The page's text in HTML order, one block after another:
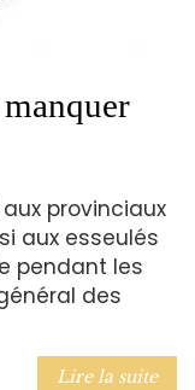
manquer
provinciaux
aux esseulés
pendant les
des
Lire la suite